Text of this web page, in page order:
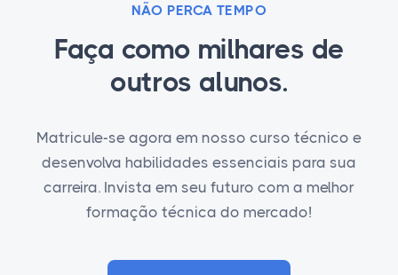
NÃO PERCA TEMPO
Faça como milhares de
outros alunos.
Matricule-se agora em nosso curso técnico e
desenvolva habilidades essenciais para sua
carreira. Invista em seu futuro com a melhor
formação técnica do mercado!